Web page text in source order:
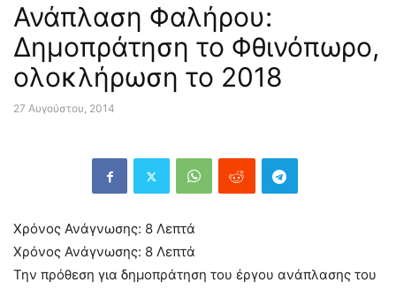
Ανάπλαση Φαλήρου:
Δημοπράτηση το Φθινόπωρο,
ολοκλήρωση το 2018
27 Αυγούστου, 2014
Χρόνος Ανάγνωσης: 8 Λεπτά
Χρόνος Ανάγνωσης: 8 Λεπτά
Την πρόθεση για δημοπράτηση του έργου ανάπλασης του